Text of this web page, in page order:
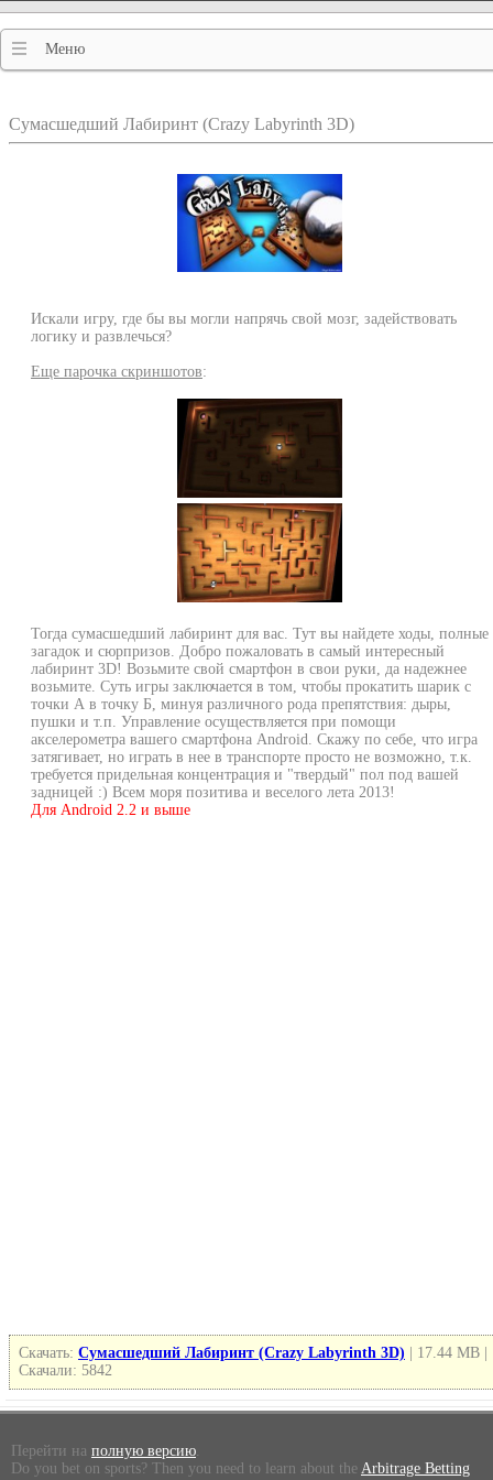
Меню
Сумасшедший Лабиринт (Crazy Labyrinth 3D)
Искали игру, где бы вы могли напрячь свой мозг, задействовать
логику и развлечься?
Еще парочка скриншотов:
Тогда сумасшедший лабиринт для вас. Тут вы найдете ходы, полные
загадок и сюрпризов. Добро пожаловать в самый интересный
лабиринт 3D! Возьмите свой смартфон в свои руки, да надежнее
возьмите. Суть игры заключается в том, чтобы прокатить шарик с
точки А в точку Б, минуя различного рода препятствия: дыры,
пушки и т.п. Управление осуществляется при помощи
акселерометра вашего смартфона Android. Скажу по себе, что игра
затягивает, но играть в нее в транспорте просто не возможно, т.к.
требуется придельная концентрация и "твердый" пол под вашей
задницей :) Всем моря позитива и веселого лета 2013!
Для Android 2.2 и выше
Скачать: Сумасшедший Лабиринт (Crazy Labyrinth 3D) | 17.44 MB |
Скачали: 5842
Перейти на полную версию.
Do you bet on sports? Then you need to learn about the Arbitrage Betting